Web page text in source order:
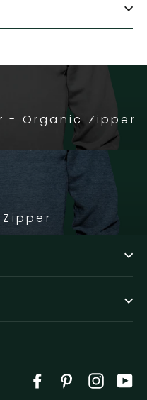
- Organic Zipper
FacebookPinterest